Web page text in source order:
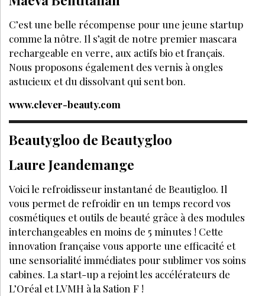
C’est une belle récompense pour une jeune startup
comme la nôtre. Il s’agit de notre premier mascara
rechargeable en verre, aux actifs bio et français.
Nous proposons également des vernis à ongles
astucieux et du dissolvant qui sent bon.
www.clever-beauty.com
Beautygloo de Beautygloo
Laure Jeandemange
Voici le refroidisseur instantané de Beautigloo. Il
vous permet de refroidir en un temps record vos
cosmétiques et outils de beauté grâce à des modules
interchangeables en moins de 5 minutes ! Cette
innovation française vous apporte une efficacité et
une sensorialité immédiates pour sublimer vos soins
cabines. La start-up a rejoint les accélérateurs de
L’Oréal et LVMH à la Sation F !